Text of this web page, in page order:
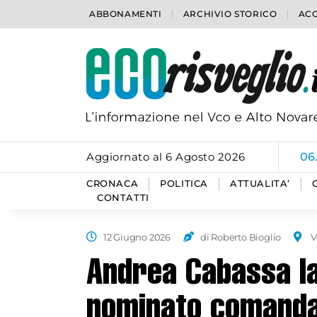
ABBONAMENTI ARCHIVIO STORICO
Aggiornato al 6 Agosto 2026
CRONACA POLITICA ATTUALITA’
CONTATTI
12 Giugno 2026 di Roberto Bioglio
Andrea Cabassa